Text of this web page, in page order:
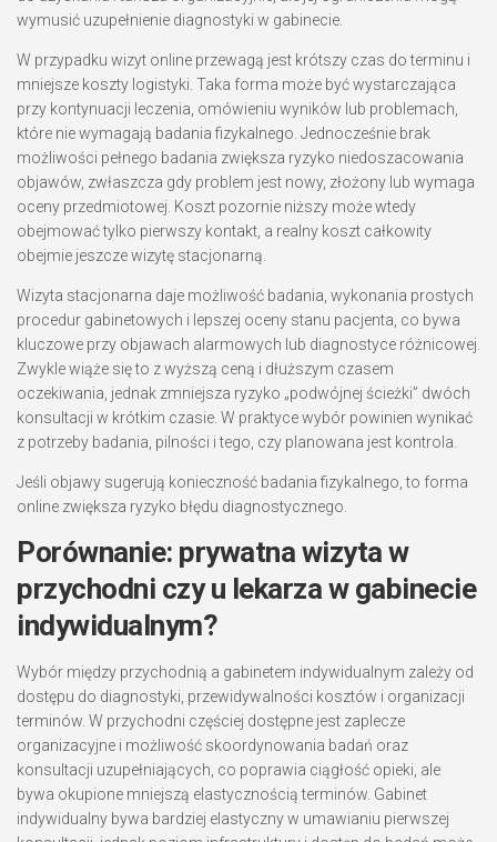
wymusić uzupełnienie diagnostyki w gabinecie.
W przypadku wizyt online przewagą jest krótszy czas do terminu i
mniejsze koszty logistyki. Taka forma może być wystarczająca
przy kontynuacji leczenia, omówieniu wyników lub problemach,
które nie wymagają badania fizykalnego. Jednocześnie brak
możliwości pełnego badania zwiększa ryzyko niedoszacowania
objawów, zwłaszcza gdy problem jest nowy, złożony lub wymaga
oceny przedmiotowej. Koszt pozornie niższy może wtedy
obejmować tylko pierwszy kontakt, a realny koszt całkowity
obejmie jeszcze wizytę stacjonarną.
Wizyta stacjonarna daje możliwość badania, wykonania prostych
procedur gabinetowych i lepszej oceny stanu pacjenta, co bywa
kluczowe przy objawach alarmowych lub diagnostyce różnicowej.
Zwykle wiąże się to z wyższą ceną i dłuższym czasem
oczekiwania, jednak zmniejsza ryzyko „podwójnej ścieżki” dwóch
konsultacji w krótkim czasie. W praktyce wybór powinien wynikać
z potrzeby badania, pilności i tego, czy planowana jest kontrola.
Jeśli objawy sugerują konieczność badania fizykalnego, to forma
online zwiększa ryzyko błędu diagnostycznego.
Porównanie: prywatna wizyta w
przychodni czy u lekarza w gabinecie
indywidualnym?
Wybór między przychodnią a gabinetem indywidualnym zależy od
dostępu do diagnostyki, przewidywalności kosztów i organizacji
terminów. W przychodni częściej dostępne jest zaplecze
organizacyjne i możliwość skoordynowania badań oraz
konsultacji uzupełniających, co poprawia ciągłość opieki, ale
bywa okupione mniejszą elastycznością terminów. Gabinet
indywidualny bywa bardziej elastyczny w umawianiu pierwszej